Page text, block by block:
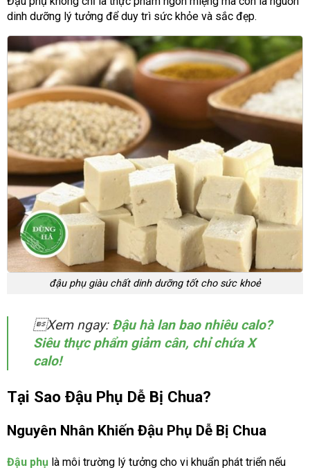
dinh dưỡng lý tưởng để duy trì sức khỏe và sắc đẹp.
đậu phụ giàu chất dinh dưỡng tốt cho sức khoẻ
Xem ngay: Đậu hà lan bao nhiêu calo?
Siêu thực phẩm giảm cân, chỉ chứa X
calo!
Tại Sao Đậu Phụ Dễ Bị Chua?
Nguyên Nhân Khiến Đậu Phụ Dễ Bị Chua
Đậu phụ là môi trường lý tưởng cho vi khuẩn phát triển nếu